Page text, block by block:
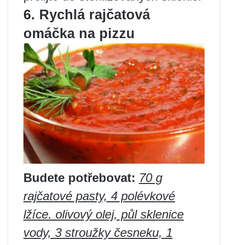
6. Rychlá rajčatová
omáčka na pizzu
Budete potřebovat: 70 g
rajčatové pasty, 4 polévkové
lžíce. olivový olej, půl sklenice
vody, 3 stroužky česneku, 1